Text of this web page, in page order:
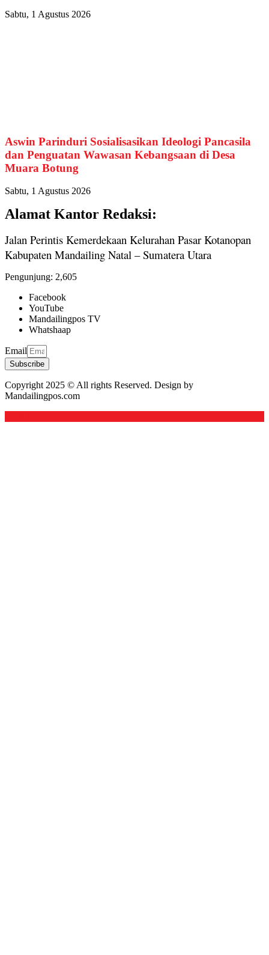
Sabtu, 1 Agustus 2026
Aswin Parinduri Sosialisasikan Ideologi Pancasila
dan Penguatan Wawasan Kebangsaan di Desa
Muara Botung
Sabtu, 1 Agustus 2026
Alamat Kantor Redaksi:
Jalan Perintis Kemerdekaan Kelurahan Pasar Kotanopan
Kabupaten Mandailing Natal – Sumatera Utara
Pengunjung: 2,605
Facebook
YouTube
Mandailingpos TV
Whatshaap
Email
Subscribe
Copyright 2025 © All rights Reserved. Design by
Mandailingpos.com